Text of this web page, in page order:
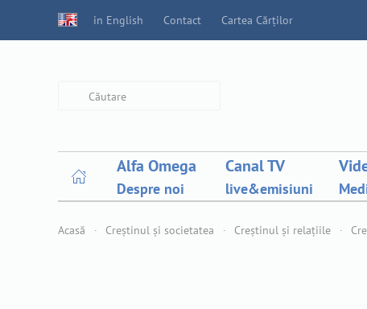
in English Contact Cartea Cărților
Alfa Omega
Despre noi
Canal TV
live&emisiuni
Acasă Creștinul și societatea Creștinul și relațiile